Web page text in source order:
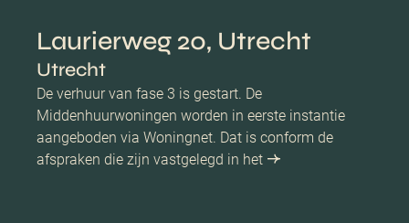
Laurierweg 20, Utrecht
Utrecht
De verhuur van fase 3 is gestart. De
Middenhuurwoningen worden in eerste instantie
aangeboden via Woningnet. Dat is conform de
afspraken die zijn vastgelegd in het